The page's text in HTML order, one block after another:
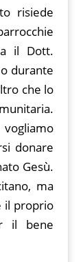
risiede
il Dott.
durante
che lo
donare
Gesù.
ma
il proprio
il bene